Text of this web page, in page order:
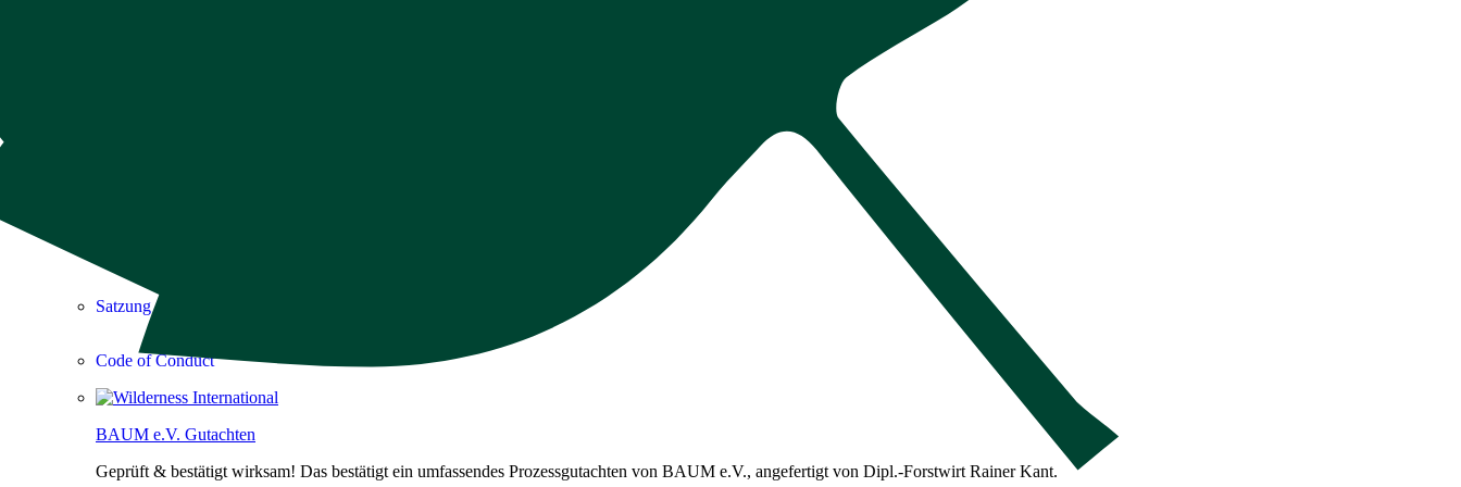
Satzung
Code of Conduct
BAUM e.V. Gutachten
Geprüft & bestätigt wirksam! Das bestätigt ein umfassendes Prozessgutachten von BAUM e.V., angefertigt von Dipl.-Forstwirt Rainer Kant.